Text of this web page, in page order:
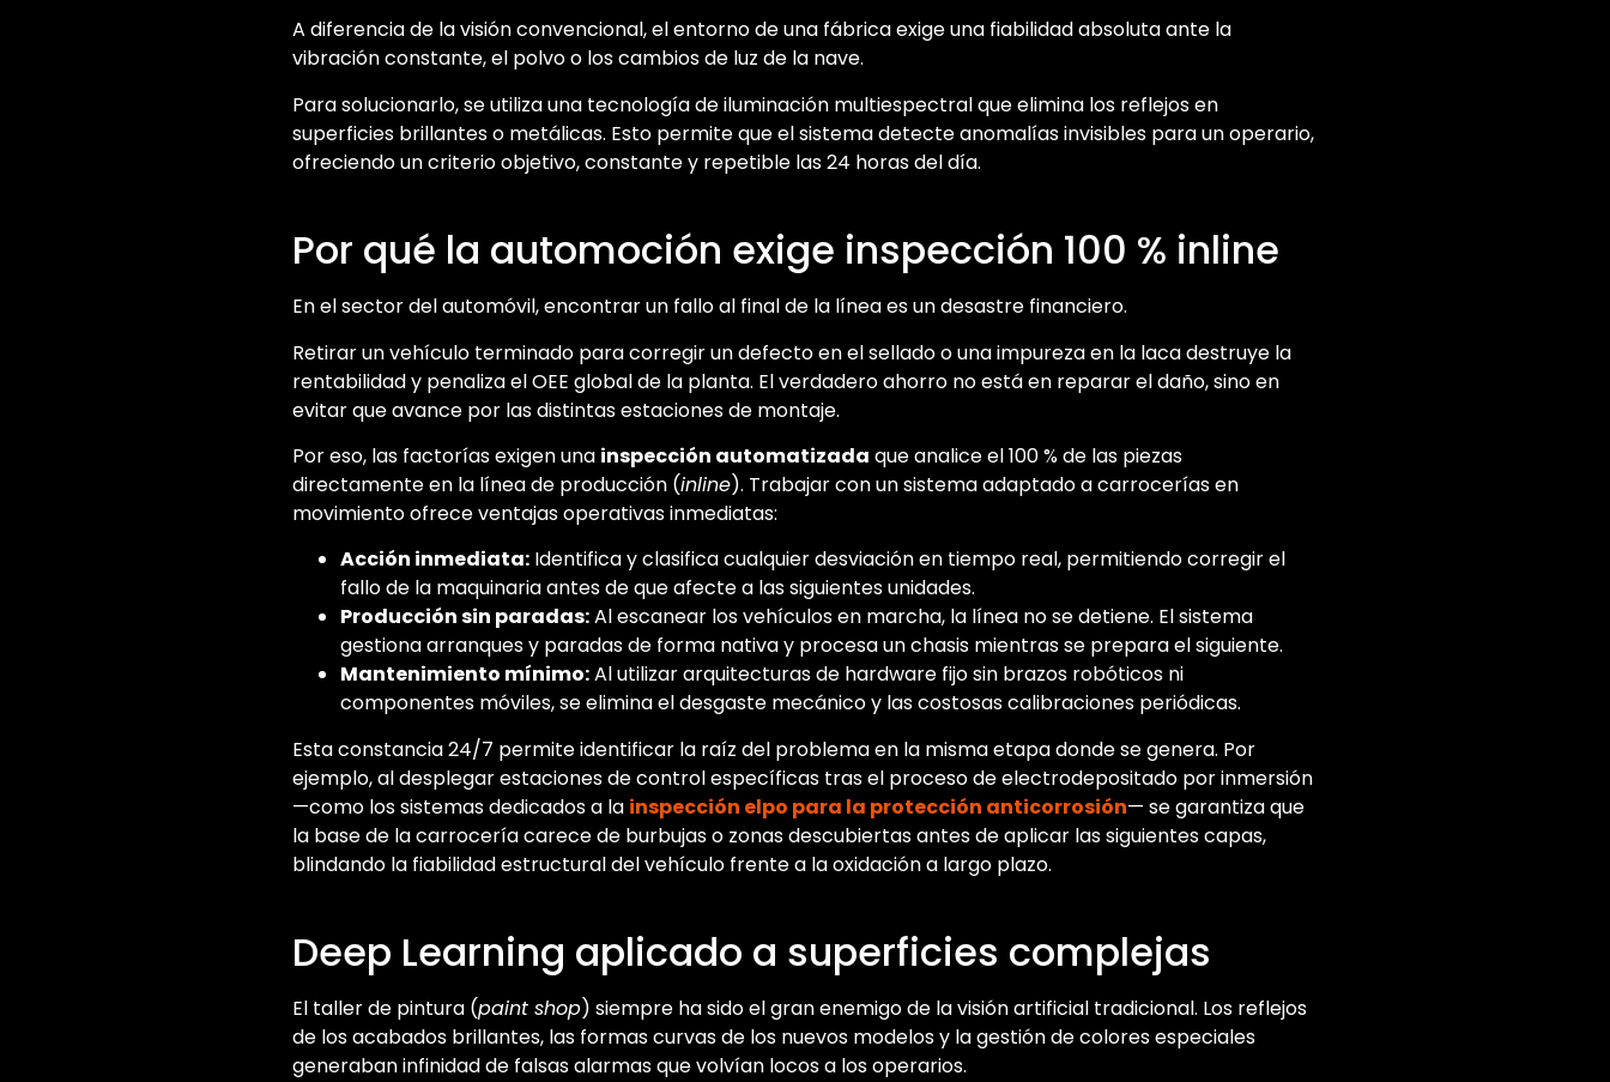
A diferencia de la visión convencional, el entorno de una fábrica exige una fiabilidad absoluta ante la
vibración constante, el polvo o los cambios de luz de la nave.
Para solucionarlo, se utiliza una tecnología de iluminación multiespectral que elimina los reflejos en
superficies brillantes o metálicas. Esto permite que el sistema detecte anomalías invisibles para un operario,
ofreciendo un criterio objetivo, constante y repetible las 24 horas del día.
Por qué la automoción exige inspección 100 % inline
En el sector del automóvil, encontrar un fallo al final de la línea es un desastre financiero.
Retirar un vehículo terminado para corregir un defecto en el sellado o una impureza en la laca destruye la
rentabilidad y penaliza el OEE global de la planta. El verdadero ahorro no está en reparar el daño, sino en
evitar que avance por las distintas estaciones de montaje.
Por eso, las factorías exigen una inspección automatizada que analice el 100 % de las piezas
directamente en la línea de producción (inline). Trabajar con un sistema adaptado a carrocerías en
movimiento ofrece ventajas operativas inmediatas:
Acción inmediata: Identifica y clasifica cualquier desviación en tiempo real, permitiendo corregir el
fallo de la maquinaria antes de que afecte a las siguientes unidades.
Producción sin paradas:Al escanear los vehículos en marcha, la línea no se detiene. El sistema
gestiona arranques y paradas de forma nativa y procesa un chasis mientras se prepara el siguiente.
Mantenimiento mínimo:Al utilizar arquitecturas de hardware fijo sin brazos robóticos ni
componentes móviles, se elimina el desgaste mecánico y las costosas calibraciones periódicas.
Esta constancia 24/7 permite identificar la raíz del problema en la misma etapa donde se genera. Por
ejemplo, al desplegar estaciones de control específicas tras el proceso de electrodepositado por inmersión
—como los sistemas dedicados a la inspección elpo para la protección anticorrosión— se garantiza que
la base de la carrocería carece de burbujas o zonas descubiertas antes de aplicar las siguientes capas,
blindando la fiabilidad estructural del vehículo frente a la oxidación a largo plazo.
Deep Learning aplicado a superficies complejas
El taller de pintura (paint shop) siempre ha sido el gran enemigo de la visión artificial tradicional. Los reflejos
de los acabados brillantes, las formas curvas de los nuevos modelos y la gestión de colores especiales
generaban infinidad de falsas alarmas que volvían locos a los operarios.